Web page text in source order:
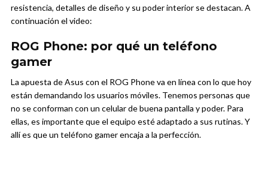
resistencia, detalles de diseño y su poder interior se destacan. A
continuación el video:
ROG Phone: por qué un teléfono
gamer
La apuesta de Asus con el ROG Phone va en línea con lo que hoy
están demandando los usuarios móviles. Tenemos personas que
no se conforman con un celular de buena pantalla y poder. Para
ellas, es importante que el equipo esté adaptado a sus rutinas. Y
allí es que un teléfono gamer encaja a la perfección.